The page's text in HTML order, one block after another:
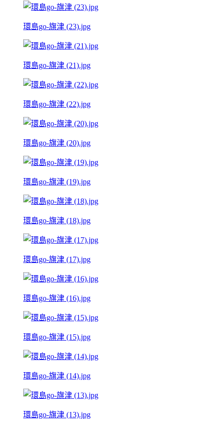
環島go-旗津 (23).jpg
環島go-旗津 (21).jpg
環島go-旗津 (22).jpg
環島go-旗津 (20).jpg
環島go-旗津 (19).jpg
環島go-旗津 (18).jpg
環島go-旗津 (17).jpg
環島go-旗津 (16).jpg
環島go-旗津 (15).jpg
環島go-旗津 (14).jpg
環島go-旗津 (13).jpg